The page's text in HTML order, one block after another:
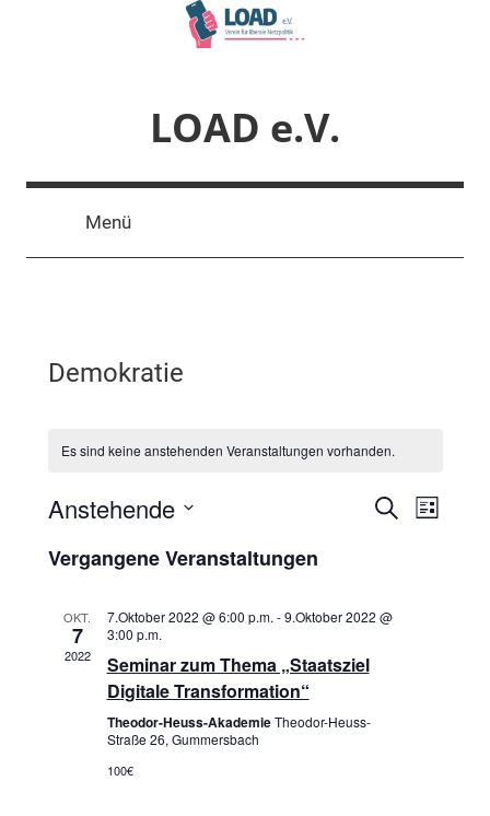
LOAD e.V.
Menü
Demokratie
Es sind keine anstehenden Veranstaltungen vorhanden.
Suche
Liste
Anstehende
wählen.
Vergangene Veranstaltungen
OKT.
7
2022
7.Oktober 2022 @ 6:00 p.m. -9.Oktober 2022 @
3:00 p.m.
Seminar zum Thema „Staatsziel
Digitale Transformation“
Theodor-Heuss-AkademieTheodor-Heuss-
Straße 26, Gummersbach
100€